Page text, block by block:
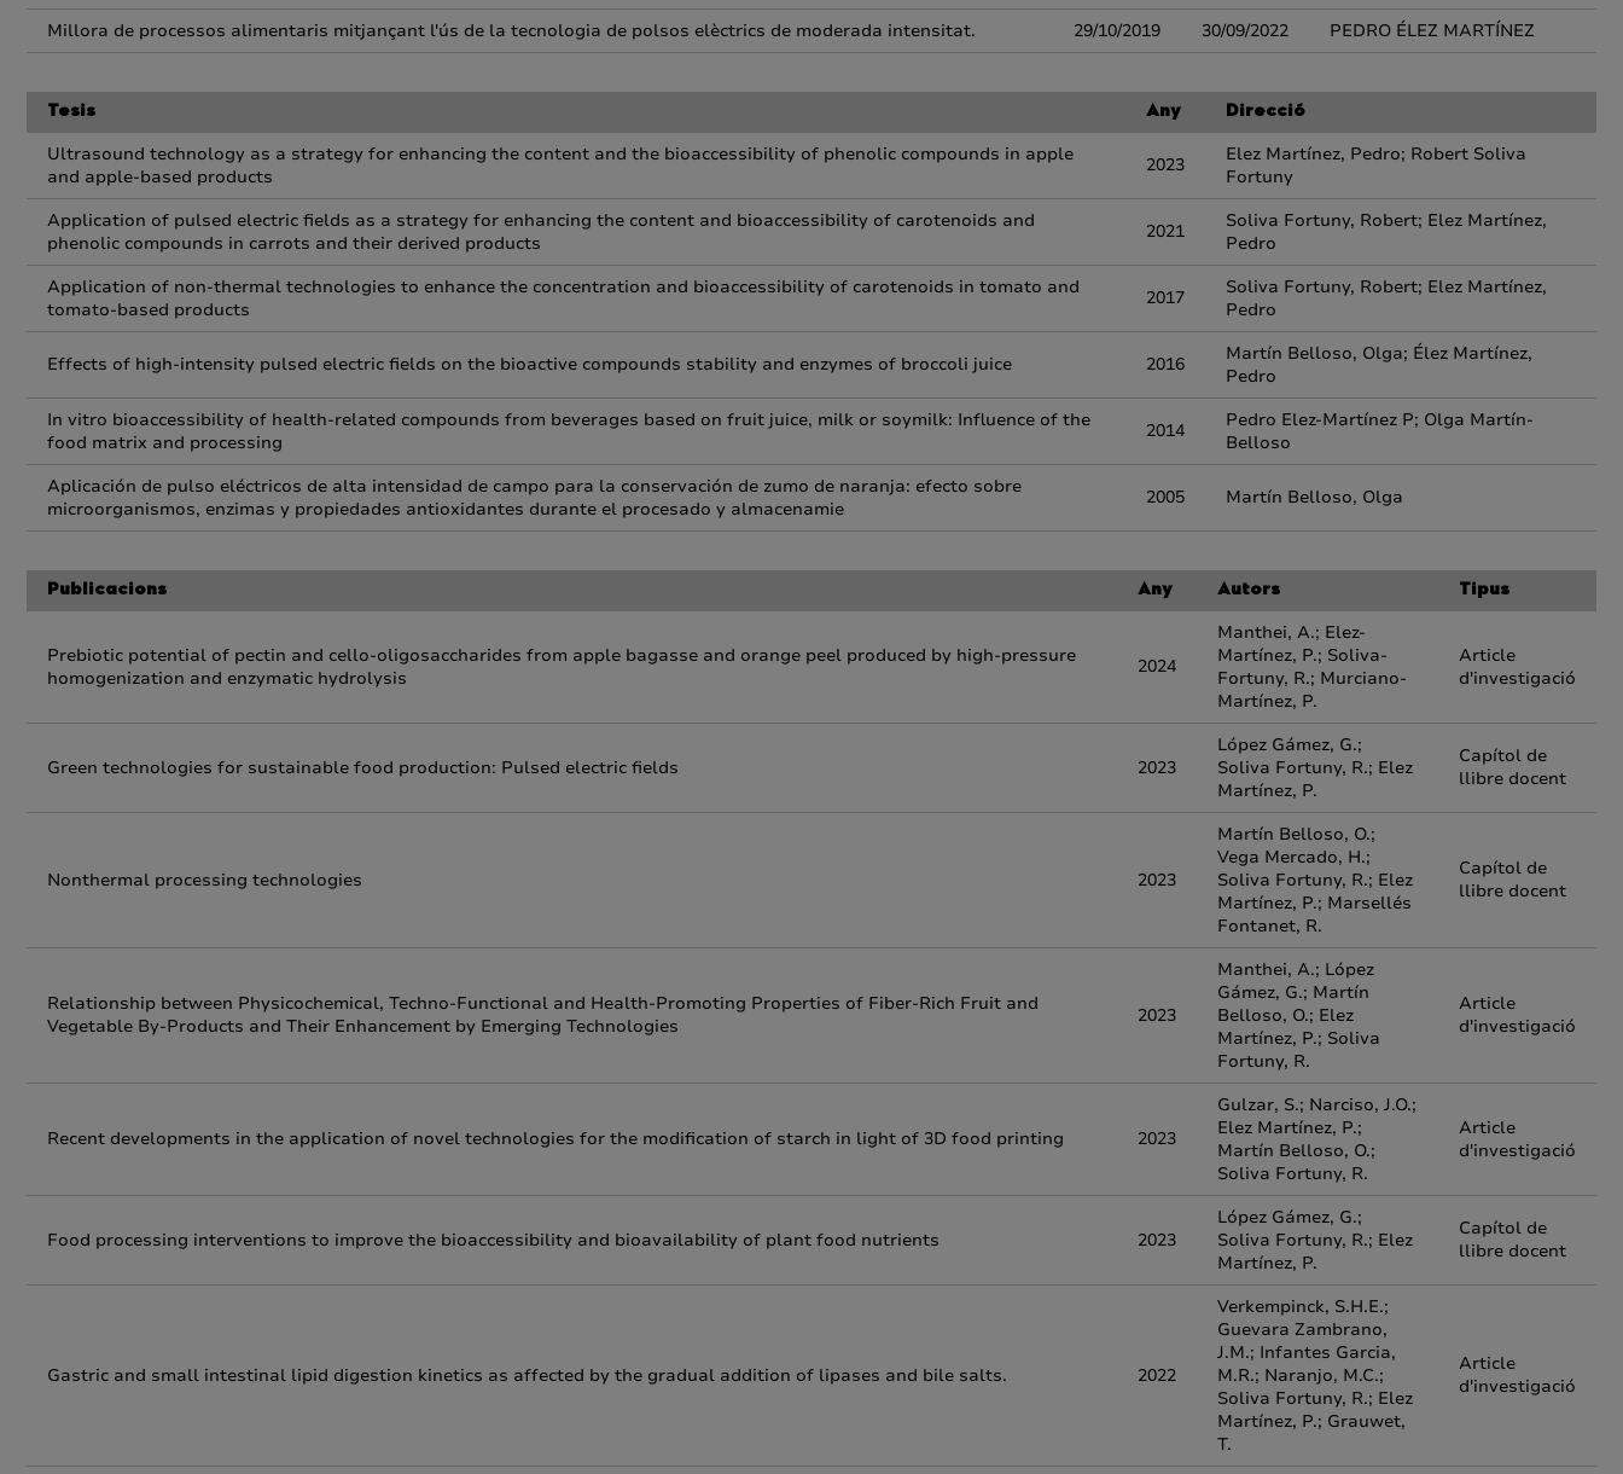
Millora de processos alimentaris mitjançant l'ús de la tecnologia de polsos elèctrics de moderada intensitat.
29/10/2019 30/09/2022 PEDRO ÉLEZ MARTÍNEZ
Tesis Any Direcció
Ultrasound technology as a strategy for enhancing the content and the bioaccessibility of phenolic compounds in apple
and apple-based products
2023
Elez Martínez, Pedro; Robert Soliva
Fortuny
Application of pulsed electric fields as a strategy for enhancing the content and bioaccessibility of carotenoids and
phenolic compounds in carrots and their derived products
2021
Soliva Fortuny, Robert; Elez Martínez,
Pedro
Application of non-thermal technologies to enhance the concentration and bioaccessibility of carotenoids in tomato and
tomato-based products
2017
Soliva Fortuny, Robert; Elez Martínez,
Pedro
Effects of high-intensity pulsed electric fields on the bioactive compounds stability and enzymes of broccoli juice 2016
Martín Belloso, Olga; Élez Martínez,
Pedro
In vitro bioaccessibility of health-related compounds from beverages based on fruit juice, milk or soymilk: Influence of the
food matrix and processing
2014
Pedro Elez-Martínez P; Olga Martín-
Belloso
Aplicación de pulso eléctricos de alta intensidad de campo para la conservación de zumo de naranja: efecto sobre
microorganismos, enzimas y propiedades antioxidantes durante el procesado y almacenamie
2005 Martín Belloso, Olga
Publicacions Any Autors Tipus
Prebiotic potential of pectin and cello-oligosaccharides from apple bagasse and orange peel produced by high-pressure
homogenization and enzymatic hydrolysis
2024
Manthei, A.; Elez-
Martínez, P.; Soliva-
Fortuny, R.; Murciano-
Martínez, P.
Article
d'investigació
Green technologies for sustainable food production: Pulsed electric fields 2023
López Gámez, G.;
Soliva Fortuny, R.; Elez
Martínez, P.
Capítol de
llibre docent
Nonthermal processing technologies 2023
Martín Belloso, O.;
Vega Mercado, H.;
Soliva Fortuny, R.; Elez
Martínez, P.; Marsellés
Fontanet, R.
Capítol de
llibre docent
Relationship between Physicochemical, Techno-Functional and Health-Promoting Properties of Fiber-Rich Fruit and
Vegetable By-Products and Their Enhancement by Emerging Technologies
2023
Manthei, A.; López
Gámez, G.; Martín
Belloso, O.; Elez
Martínez, P.; Soliva
Fortuny, R.
Article
d'investigació
Recent developments in the application of novel technologies for the modification of starch in light of 3D food printing 2023
Gulzar, S.; Narciso, J.O.;
Elez Martínez, P.;
Martín Belloso, O.;
Soliva Fortuny, R.
Article
d'investigació
Food processing interventions to improve the bioaccessibility and bioavailability of plant food nutrients 2023
López Gámez, G.;
Soliva Fortuny, R.; Elez
Martínez, P.
Capítol de
llibre docent
Gastric and small intestinal lipid digestion kinetics as affected by the gradual addition of lipases and bile salts. 2022
Verkempinck, S.H.E.;
Guevara Zambrano,
J.M.; Infantes Garcia,
M.R.; Naranjo, M.C.;
Soliva Fortuny, R.; Elez
Martínez, P.; Grauwet,
T.
Article
d'investigació